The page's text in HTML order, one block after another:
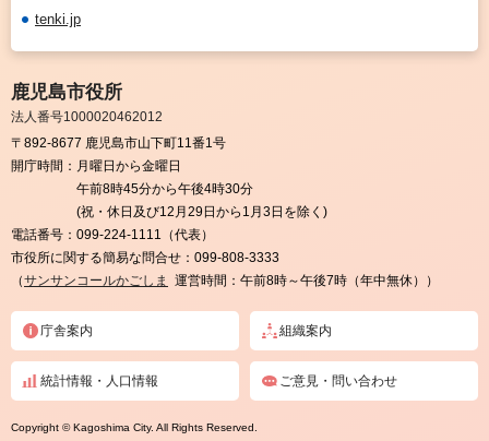
tenki.jp
鹿児島市役所
法人番号1000020462012
〒892-8677 鹿児島市山下町11番1号
開庁時間： 月曜日から金曜日
午前8時45分から午後4時30分
(祝・休日及び12月29日から1月3日を除く)
電話番号： 099-224-1111（代表）
市役所に関する簡易な問合せ： 099-808-3333
（サンサンコールかごしま 運営時間：午前8時～午後7時（年中無休））
庁舎案内 組織案内
統計情報・人口情報 ご意見・問い合わせ
Copyright © Kagoshima City. All Rights Reserved.